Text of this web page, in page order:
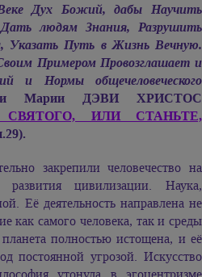
Дух Божий, дабы Научить
людям Знания, Разрушить
Указать Путь в Жизнь Вечную.
Примером Провозглашает и
и Нормы общечеловеческого
Марии ДЭВИ ХРИСТОС
ИЛИ СТАНЬТЕ,
закрепили человечество на
развития цивилизации. Наука,
Её деятельность направлена не
как самого человека, так и среды
полностью истощена, и её
постоянной угрозой. Искусство